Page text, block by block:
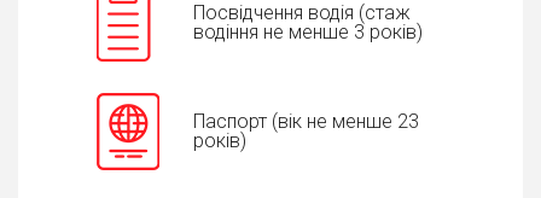
Посвідчення водія (стаж
водіння не менше 3 років)
Паспорт (вік не менше 23
років)